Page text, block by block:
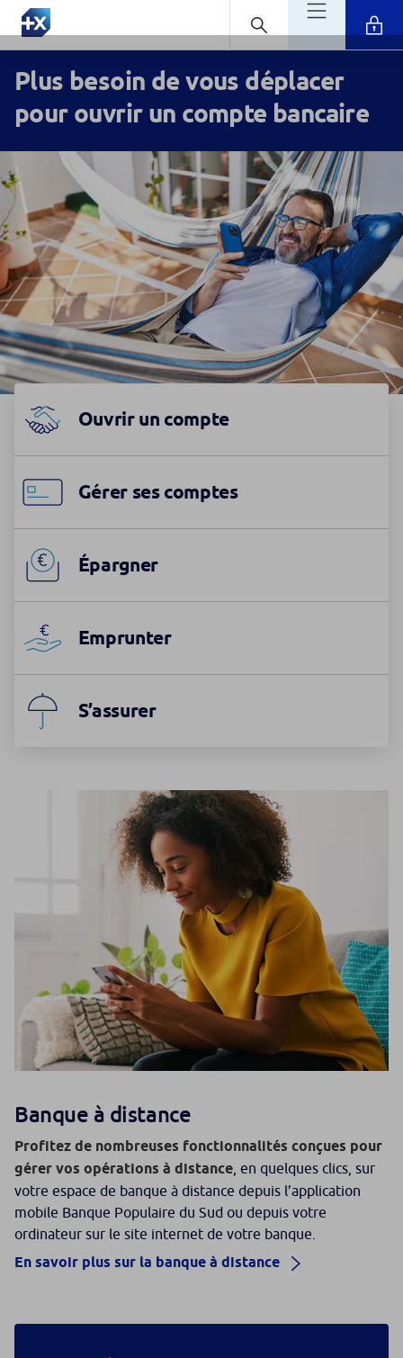
Plus besoin de vous déplacer
pour ouvrir un compte bancaire
Ouvrir un compte
Gérer ses comptes
Épargner
Emprunter
S’assurer
Banque à distance
Profitez de nombreuses fonctionnalités conçues pour
gérer vos opérations à distance , en quelques clics, sur
votre espace de banque à distance depuis l’application
mobile Banque Populaire du Sud ou depuis votre
ordinateur sur le site internet de votre banque.
En savoir plus sur la banque à distance